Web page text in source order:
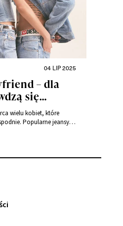
na każdą okazję?
04 LIP 2025
– dla
się
wielu kobiet, które
Popularne jeansy
i wyglądać przy tym